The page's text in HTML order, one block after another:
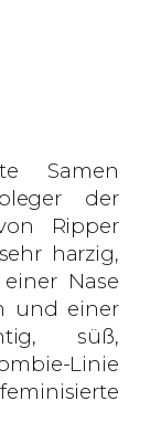
Samen
der
Ripper
harzig,
Nase
und einer
süß,
Linie